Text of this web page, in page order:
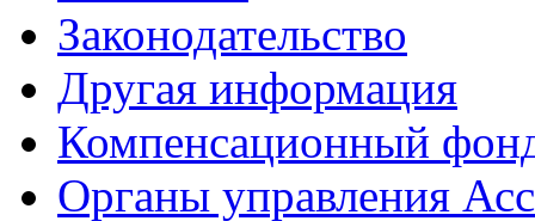
Законодательство
Другая информация
Компенсационный
Органы управления